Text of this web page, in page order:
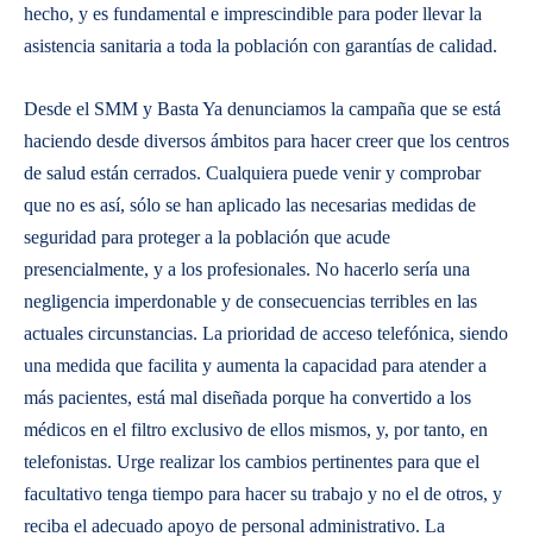
hecho, y es fundamental e imprescindible para poder llevar la
asistencia sanitaria a toda la población con garantías de calidad.
Desde el SMM y Basta Ya denunciamos la campaña que se está
haciendo desde diversos ámbitos para hacer creer que los centros
de salud están cerrados. Cualquiera puede venir y comprobar
que no es así, sólo se han aplicado las necesarias medidas de
seguridad para proteger a la población que acude
presencialmente, y a los profesionales. No hacerlo sería una
negligencia imperdonable y de consecuencias terribles en las
actuales circunstancias. La prioridad de acceso telefónica, siendo
una medida que facilita y aumenta la capacidad para atender a
más pacientes, está mal diseñada porque ha convertido a los
médicos en el filtro exclusivo de ellos mismos, y, por tanto, en
telefonistas. Urge realizar los cambios pertinentes para que el
facultativo tenga tiempo para hacer su trabajo y no el de otros, y
reciba el adecuado apoyo de personal administrativo. La